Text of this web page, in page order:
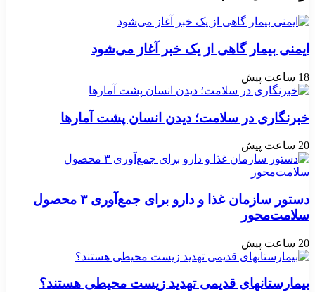
ایمنی بیمار گاهی از یک خبر آغاز می‌شود
18 ساعت پیش
خبرنگاری در سلامت؛ دیدن انسان پشت آمارها
20 ساعت پیش
دستور سازمان غذا و دارو برای جمع‌آوری ۳ محصول
سلامت‌محور
20 ساعت پیش
بیمارستانهای قدیمی تهدید زیست محیطی هستند؟